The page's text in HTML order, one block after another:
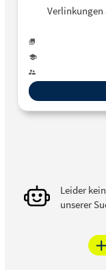
Verlinkungen
Leider
unserer